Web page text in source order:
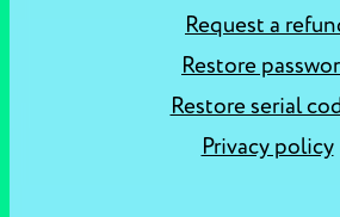
Request a
Restore
Restore serial
Privacy policy